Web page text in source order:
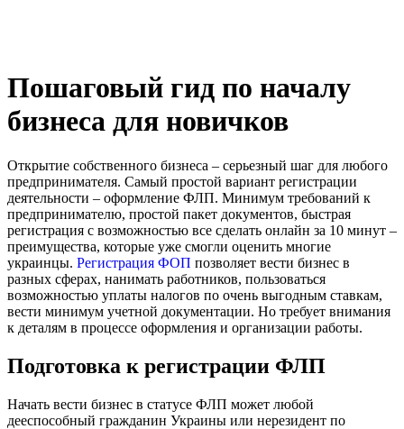
Пошаговый гид по началу
бизнеса для новичков
Открытие собственного бизнеса – серьезный шаг для любого
предпринимателя. Самый простой вариант регистрации
деятельности – оформление ФЛП. Минимум требований к
предпринимателю, простой пакет документов, быстрая
регистрация с возможностью все сделать онлайн за 10 минут –
преимущества, которые уже смогли оценить многие
украинцы. Регистрация ФОП позволяет вести бизнес в
разных сферах, нанимать работников, пользоваться
возможностью уплаты налогов по очень выгодным ставкам,
вести минимум учетной документации. Но требует внимания
к деталям в процессе оформления и организации работы.
Подготовка к регистрации ФЛП
Начать вести бизнес в статусе ФЛП может любой
дееспособный гражданин Украины или нерезидент по